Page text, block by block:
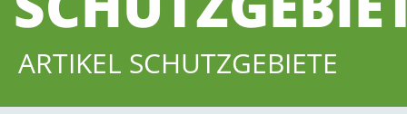
ARTIKEL SCHUTZGEBIETE